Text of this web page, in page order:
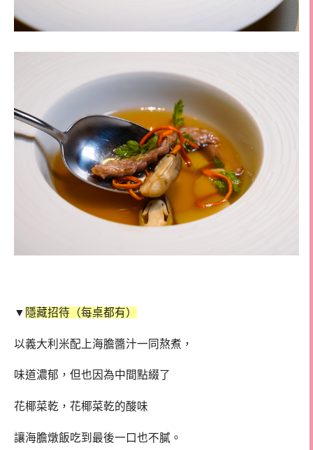
▼ 隱藏招待（每桌都有）
以義大利米配上海膽醬汁一同熬煮，
味道濃郁，但也因為中間點綴了
花椰菜乾，花椰菜乾的酸味
讓海膽燉飯吃到最後一口也不膩。